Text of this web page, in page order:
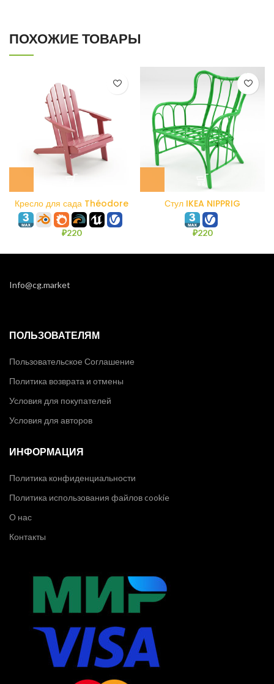
ПОХОЖИЕ ТОВАРЫ
Кресло для сада Théodore
La Redoute
₽220
Стул IKEA NIPPRIG
₽220
Info@cg.market
ПОЛЬЗОВАТЕЛЯМ
Пользовательское Соглашение
Политика возврата и отмены
Условия для покупателей
Условия для авторов
ИНФОРМАЦИЯ
Политика конфиденциальности
Политика использования файлов cookie
О нас
Контакты